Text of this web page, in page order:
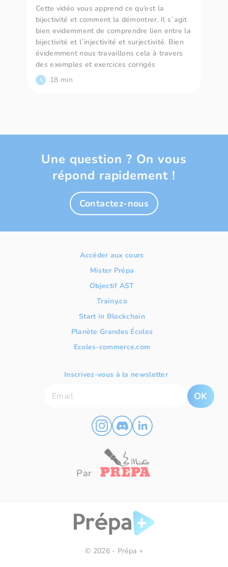
Cette vidéo vous apprend ce qu’est la
bijectivité et comment la démontrer. Il s´agit
bien evidemment de comprendre lien entre la
bijectivité et l´injectivité et surjectivité. Bien
évidemment nous travaillons cela à travers
des exemples et exercices corrigés
18 min
Une question ? On vous
répond rapidement !
Contactez-nous
Accéder aux cours
Mister Prépa
Objectif AST
Trainy.co
Start in Blockchain
Planète Grandes Écoles
Ecoles-commerce.com
Inscrivez-vous à la newsletter
OK
Par
© 2026 - Prépa +